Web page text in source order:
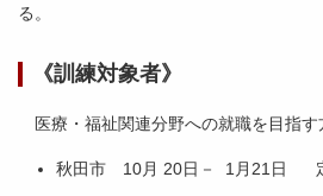
る。
《訓練対象者》
医療・福祉関連分野への就職を目指す
秋田市 10月 20日－ 1月21日